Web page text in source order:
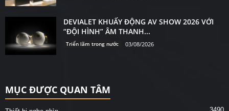
DEVIALET KHUẤY ĐỘNG AV SHOW 2026 VỚI
“ĐỘI HÌNH” ÂM THANH...
Triển lãm trong nước 03/08/2026
MỤC ĐƯỢC QUAN TÂM